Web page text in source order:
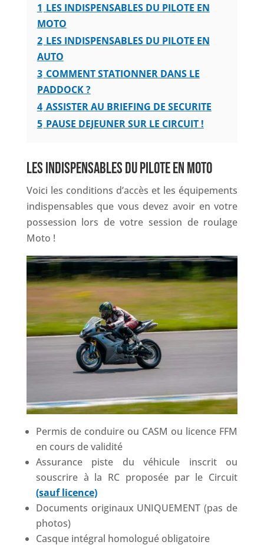
1 LES INDISPENSABLES DU PILOTE EN
MOTO
2 LES INDISPENSABLES DU PILOTE EN
AUTO
3 COMMENT STATIONNER DANS LE
PADDOCK ?
4 ASSISTER AU BRIEFING DE SECURITE
5 PAUSE DEJEUNER SUR LE CIRCUIT !
LES INDISPENSABLES DU PILOTE EN MOTO
Voici les conditions d’accès et les équipements
indispensables que vous devez avoir en votre
possession lors de votre session de roulage
Moto !
Permis de conduire ou CASM ou licence FFM
en cours de validité
Assurance piste du véhicule inscrit ou
souscrire à la RC proposée par le Circuit
(sauf licence)
Documents originaux UNIQUEMENT (pas de
photos)
Casque intégral homologué obligatoire